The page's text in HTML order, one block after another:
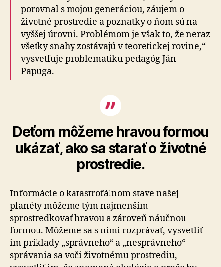
porovnal s mojou generáciou, záujem o
životné prostredie a poznatky o ňom sú na
vyššej úrovni. Problémom je však to, že neraz
všetky snahy zostávajú v teoretickej rovine,“
vysvetľuje problematiku pedagóg Ján
Papuga.
Deťom môžeme hravou formou
ukázať, ako sa starať o životné
prostredie.
Informácie o katastrofálnom stave našej
planéty môžeme tým najmenším
sprostredkovať hravou a zároveň náučnou
formou. Môžeme sa s nimi rozprávať, vysvetliť
im príklady „správneho“ a „nesprávneho“
správania sa voči životnému prostrediu,